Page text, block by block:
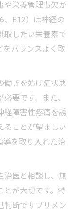
や栄養管理も欠か
、B12）は神経の
取したい栄養素で
をバランスよく取
働きを妨げ症状悪
要です。また、
経障害性疼痛を誘
ることが望ましい
導を取り入れた治
治医と相談し、無
とが大切です。特
判断でサプリメン